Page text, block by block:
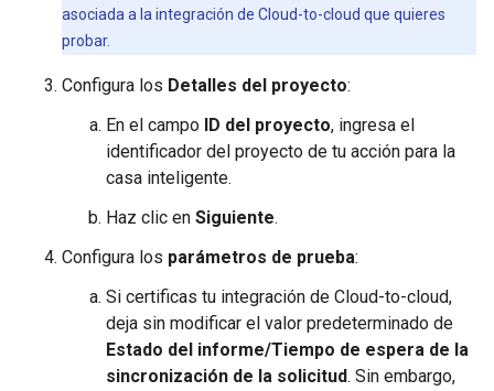
asociada a la integración de Cloud-to-cloud que quieres
probar.
Configura los Detalles del proyecto:
En el campo ID del proyecto, ingresa el
identificador del proyecto de tu acción para la
casa inteligente.
Haz clic en Siguiente.
Configura los parámetros de prueba:
Si certificas tu integración de Cloud-to-cloud,
deja sin modificar el valor predeterminado de
Estado del informe/Tiempo de espera de la
sincronización de la solicitud. Sin embargo,